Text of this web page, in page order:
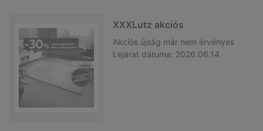
XXXLutz akciós
Akciós újság már nem érvényes
Lejárat dátuma: 2026.06.14